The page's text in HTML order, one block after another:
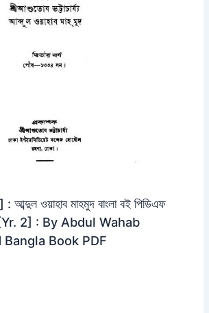
আব্দুল ওয়াহাব মাহমুদ বাংলা বই পিডিএফ
2] : By Abdul Wahab
Bangla Book PDF